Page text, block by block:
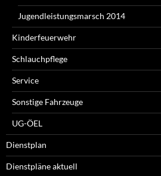
Jugendleistungsmarsch 2014
Kinderfeuerwehr
Schlauchpflege
Service
Sonstige Fahrzeuge
UG-ÖEL
Dienstplan
Dienstpläne aktuell